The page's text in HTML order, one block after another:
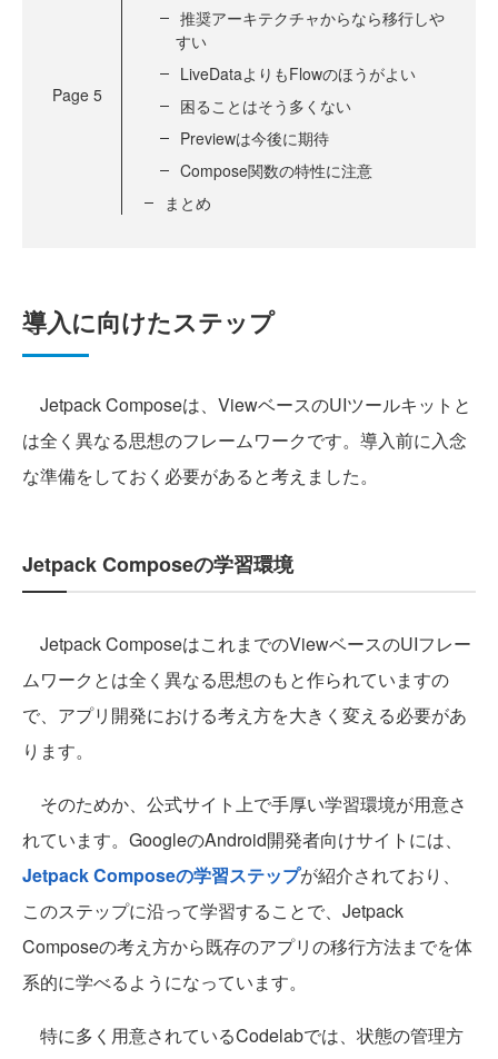
Page 5
推奨アーキテクチャからなら移行しや
すい
LiveDataよりもFlowのほうがよい
困ることはそう多くない
Previewは今後に期待
Compose関数の特性に注意
まとめ
導入に向けたステップ
Jetpack Composeは、ViewベースのUIツールキットと
は全く異なる思想のフレームワークです。導入前に入念
な準備をしておく必要があると考えました。
Jetpack Composeの学習環境
Jetpack ComposeはこれまでのViewベースのUIフレー
ムワークとは全く異なる思想のもと作られていますの
で、アプリ開発における考え方を大きく変える必要があ
ります。
そのためか、公式サイト上で手厚い学習環境が用意さ
れています。GoogleのAndroid開発者向けサイトには、
Jetpack Composeの学習ステップが紹介されており、
このステップに沿って学習することで、Jetpack
Composeの考え方から既存のアプリの移行方法までを体
系的に学べるようになっています。
特に多く用意されているCodelabでは、状態の管理方